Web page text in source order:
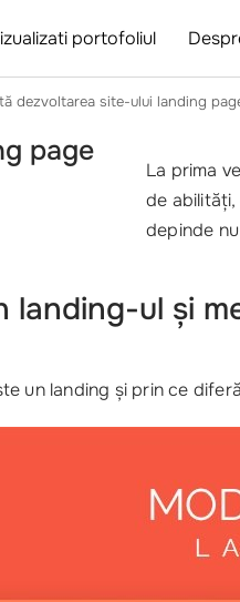
portofoliul
dezvoltarea site-ului landing
page
La prima
de
depinde
landing-ul și
un landing și prin ce